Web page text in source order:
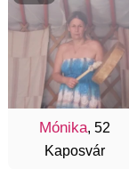
Mónika, 52
Kaposvár